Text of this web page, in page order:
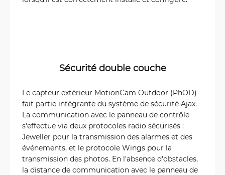
Sécurité double couche
Le capteur extérieur MotionCam Outdoor (PhOD)
fait partie intégrante du système de sécurité Ajax.
La communication avec le panneau de contrôle
s'effectue via deux protocoles radio sécurisés :
Jeweller pour la transmission des alarmes et des
événements, et le protocole Wings pour la
transmission des photos. En l'absence d'obstacles,
la distance de communication avec le panneau de